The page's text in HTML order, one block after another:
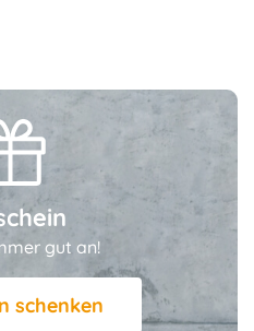
gut an!
schenken